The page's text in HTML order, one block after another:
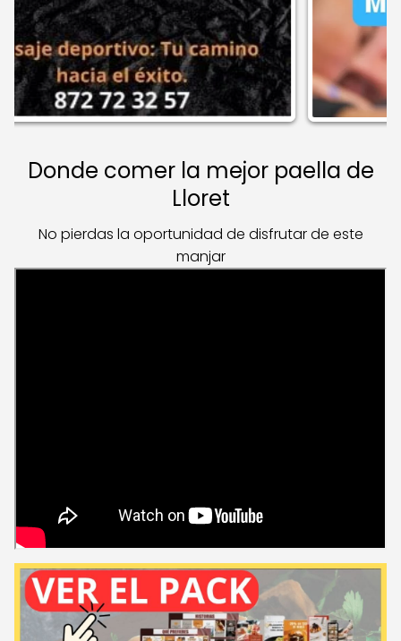
Donde comer la mejor paella de
Lloret
No pierdas la oportunidad de disfrutar de este
manjar